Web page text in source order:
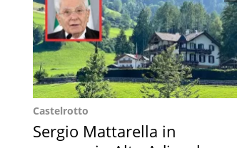
Castelrotto
Sergio Mattarella in